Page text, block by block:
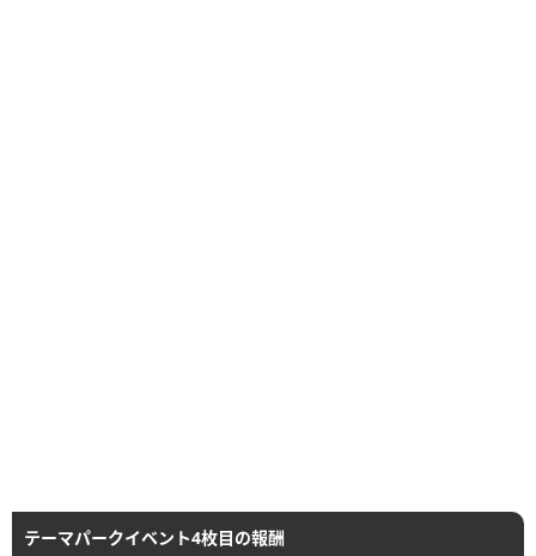
テーマパークイベント4枚目の報酬